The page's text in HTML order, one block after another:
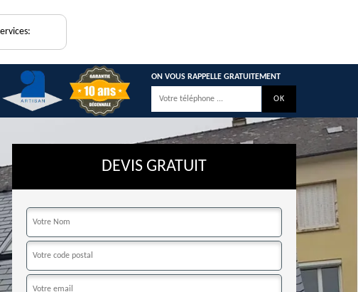
ON VOUS RAPPELLE GRATUITEMENT
DEVIS GRATUIT